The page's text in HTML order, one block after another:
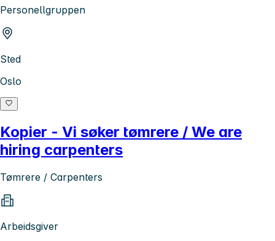
Personellgruppen
Sted
Oslo
Kopier - Vi søker tømrere / We are
hiring carpenters
Tømrere / Carpenters
Arbeidsgiver